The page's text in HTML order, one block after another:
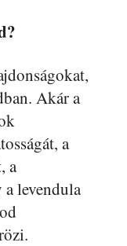
Akár a
a
a
levendula